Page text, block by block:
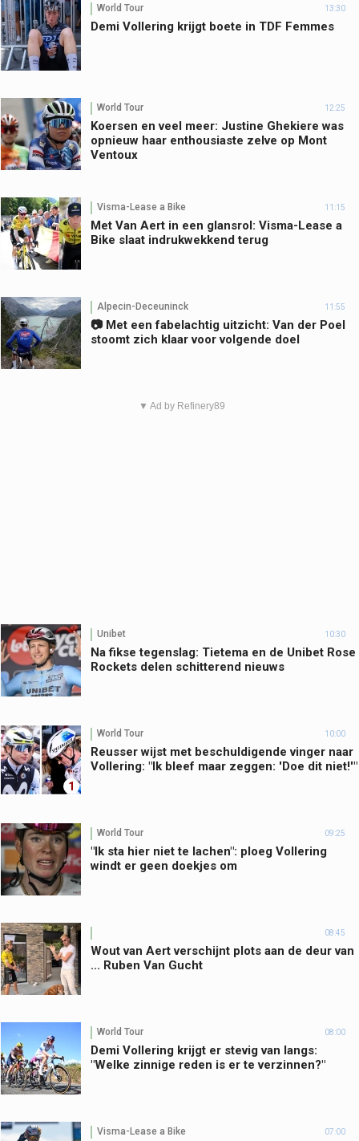
World Tour 13:30
Demi Vollering krijgt boete in TDF Femmes
World Tour 12:25
Koersen en veel meer: Justine Ghekiere was
opnieuw haar enthousiaste zelve op Mont
Ventoux
Visma-Lease a Bike 11:15
Met Van Aert in een glansrol: Visma-Lease a
Bike slaat indrukwekkend terug
Alpecin-Deceuninck 11:55
📷 Met een fabelachtig uitzicht: Van der Poel
stoomt zich klaar voor volgende doel
▼ Ad by Refinery89
Unibet 10:30
Na fikse tegenslag: Tietema en de Unibet Rose
Rockets delen schitterend nieuws
1
World Tour 10:00
Reusser wijst met beschuldigende vinger naar
Vollering: "Ik bleef maar zeggen: 'Doe dit niet!'"
World Tour 09:25
"Ik sta hier niet te lachen": ploeg Vollering
windt er geen doekjes om
08:45
Wout van Aert verschijnt plots aan de deur van
... Ruben Van Gucht
World Tour 08:00
Demi Vollering krijgt er stevig van langs:
"Welke zinnige reden is er te verzinnen?"
Visma-Lease a Bike 07:00